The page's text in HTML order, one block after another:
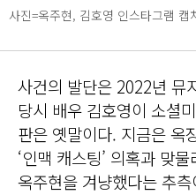
사진=옥주현, 김호영 인스타그램 캡
사건의 발단은 2022년 뮤
당시 배우 김호영이 소셜
판은 옛말이다. 지금은 옥
‘인맥 캐스팅’ 의혹과 맞
옥주현을 겨냥했다는 추